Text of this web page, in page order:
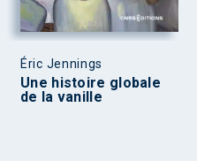
Éric Jennings
Une histoire globale
de la vanille